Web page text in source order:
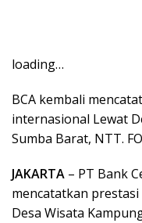
loading…
BCA kembali
internasional Lewat
Sumba Barat, NTT.
JAKARTA – PT Bank
mencatatkan
Desa Wisata